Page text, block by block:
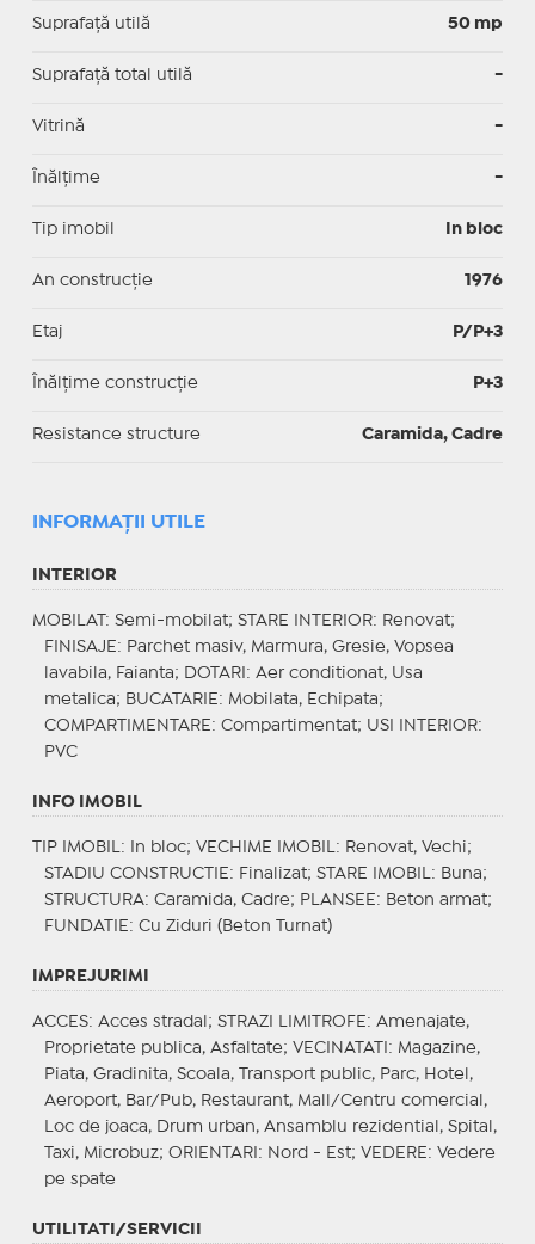
Suprafaţă utilă 50 mp
Suprafaţă total utilă -
Vitrină -
Înălțime -
Tip imobil In bloc
An construcție 1976
Etaj P/P+3
Înălțime construcție P+3
Resistance structure Caramida, Cadre
INFORMAŢII UTILE
INTERIOR
MOBILAT : Semi-mobilat; STARE INTERIOR: Renovat;
FINISAJE : Parchet masiv, Marmura, Gresie, Vopsea
lavabila, Faianta;
DOTARI : Aer conditionat, Usa
metalica; BUCATARIE : Mobilata, Echipata;
COMPARTIMENTARE : Compartimentat; USI INTERIOR:
PVC
INFO IMOBIL
TIP IMOBIL : In bloc; VECHIME IMOBIL : Renovat, Vechi;
STADIU CONSTRUCTIE : Finalizat; STARE IMOBIL : Buna;
STRUCTURA: Caramida, Cadre; PLANSEE : Beton armat;
FUNDATIE : Cu Ziduri (Beton Turnat)
IMPREJURIMI
ACCES: Acces stradal; STRAZI LIMITROFE : Amenajate,
Proprietate publica, Asfaltate; VECINATATI : Magazine,
Piata, Gradinita, Scoala, Transport public, Parc, Hotel,
Aeroport, Bar/Pub, Restaurant, Mall/Centru comercial,
Loc de joaca, Drum urban, Ansamblu rezidential, Spital,
Taxi, Microbuz; ORIENTARI : Nord - Est; VEDERE : Vedere
pe spate
UTILITATI/SERVICII